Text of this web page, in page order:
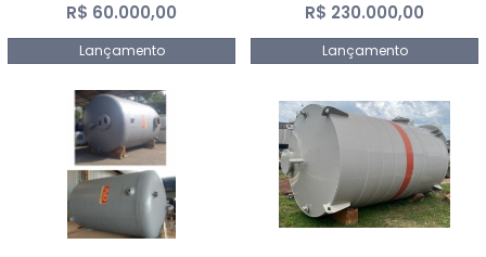
R$ 60.000,00
Lançamento
R$ 230.000,00
Lançamento